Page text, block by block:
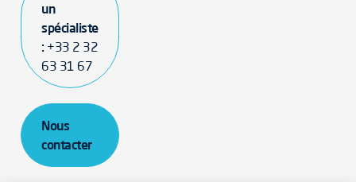
un
spécialiste
: +33 2 32
63 31 67
Nous
contacter